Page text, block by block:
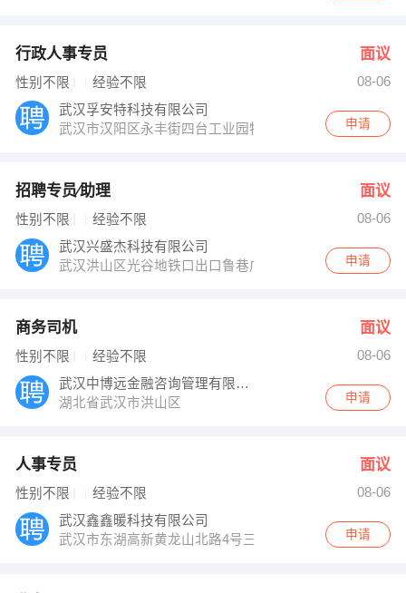
行政人事专员 面议
性别不限 经验不限
08-06
武汉孚安特科技有限公司
武汉市汉阳区永丰街四台工业园特1号
申请
招聘专员∕助理 面议
性别不限 经验不限
08-06
武汉兴盛杰科技有限公司
武汉洪山区光谷地铁口出口鲁巷广场对面新柠檬特区B座
申请
商务司机 面议
性别不限 经验不限
08-06
武汉中博远金融咨询管理有限公司
湖北省武汉市洪山区
申请
人事专员 面议
性别不限 经验不限
08-06
武汉鑫鑫暖科技有限公司
武汉市东湖高新黄龙山北路4号三工光电工业园
申请